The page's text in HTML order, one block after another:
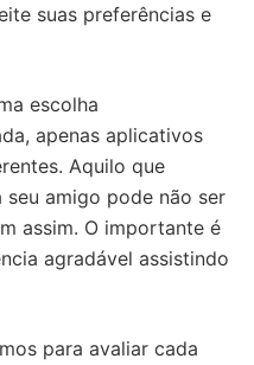
suas preferências e
escolha
apenas aplicativos
Aquilo que
amigo pode não ser
assim. O importante é
agradável assistindo
para avaliar cada